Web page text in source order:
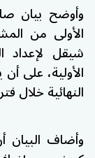
وأوضح بيان
شيقل لإعداد
الأولية، على
النهائية خلال فترة
وأضاف البيان